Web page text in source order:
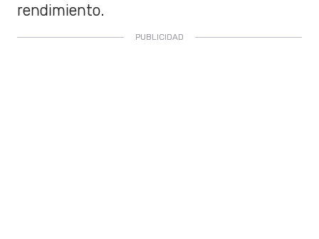
rendimiento.